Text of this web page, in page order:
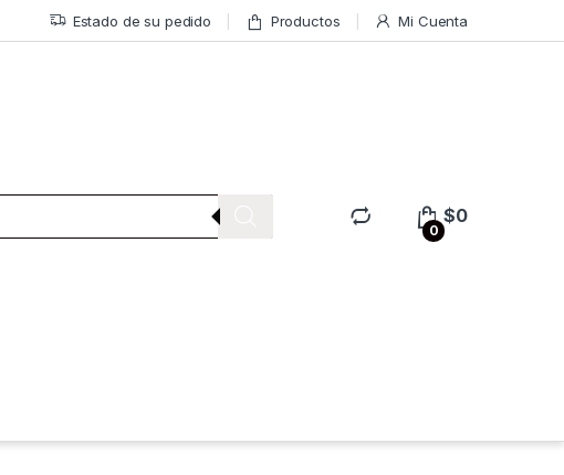
Estado de su pedido Productos Mi Cuenta
0
$0